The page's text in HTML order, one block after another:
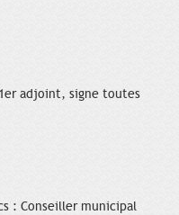
adjoint, signe toutes
: Conseiller municipal